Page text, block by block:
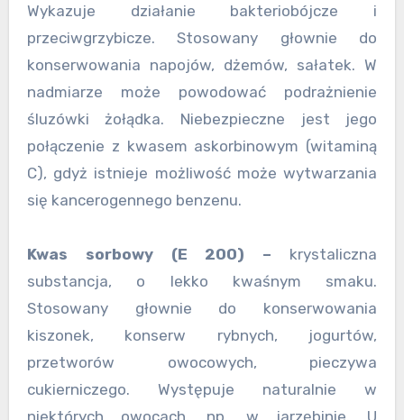
Wykazuje działanie bakteriobójcze i
przeciwgrzybicze. Stosowany głownie do
konserwowania napojów, dżemów, sałatek. W
nadmiarze może powodować podrażnienie
śluzówki żołądka. Niebezpieczne jest jego
połączenie z kwasem askorbinowym (witaminą
C), gdyż istnieje możliwość może wytwarzania
się kancerogennego benzenu.
Kwas sorbowy (E 200) – krystaliczna
substancja, o lekko kwaśnym smaku.
Stosowany głownie do konserwowania
kiszonek, konserw rybnych, jogurtów,
przetworów owocowych, pieczywa
cukierniczego. Występuje naturalnie w
niektórych owocach, np. w jarzębinie. U